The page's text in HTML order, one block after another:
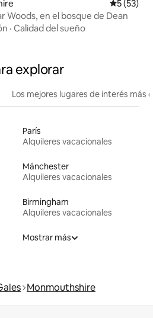
5 (53)
Woods, en el bosque de Dean
· Calidad del sueño
explorar
Los mejores lugares de interés más
París
Alquileres vacacionales
Mánchester
Alquileres vacacionales
Birmingham
Alquileres vacacionales
Mostrar más
Monmouthshire